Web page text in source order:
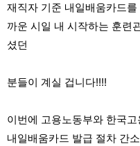
재직자 기준 내일배움카드
까운 시일 내 시작하는 훈련
셨던
분들이 계실 겁니다!!!!
이번에 고용노동부와 한국
내일배움카드 발급 절차 간